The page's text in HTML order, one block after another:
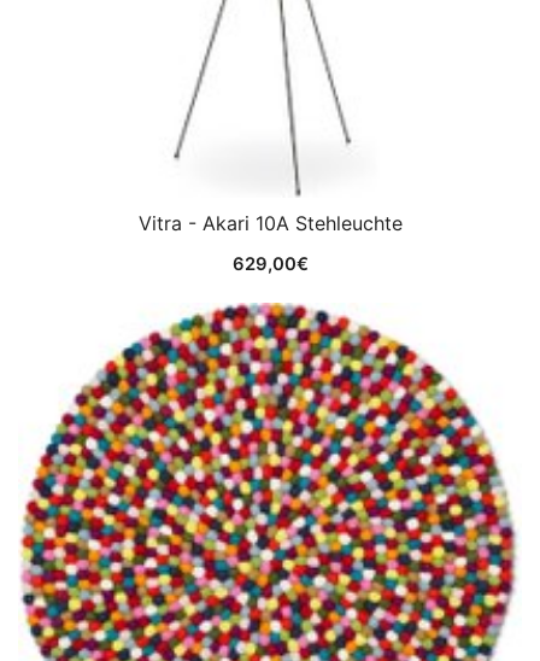
Vitra - Akari 10A Stehleuchte
629,00€